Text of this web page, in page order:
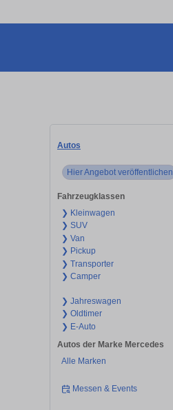
Autos
Hier Angebot veröffentlichen
Fahrzeugklassen
❯ Kleinwagen
❯ SUV
❯ Van
❯ Pickup
❯ Transporter
❯ Camper
❯ Jahreswagen
❯ Oldtimer
❯ E-Auto
Autos der Marke Mercedes
Alle Marken
Messen & Events